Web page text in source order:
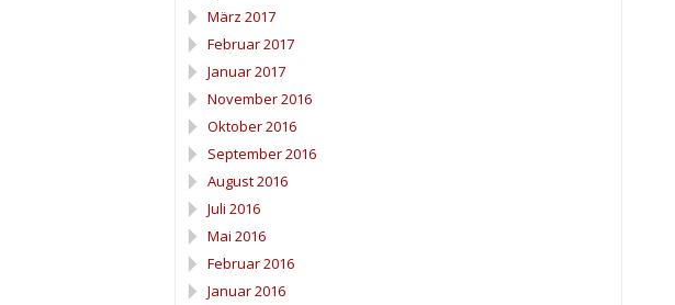
März 2017
Februar 2017
Januar 2017
November 2016
Oktober 2016
September 2016
August 2016
Juli 2016
Mai 2016
Februar 2016
Januar 2016